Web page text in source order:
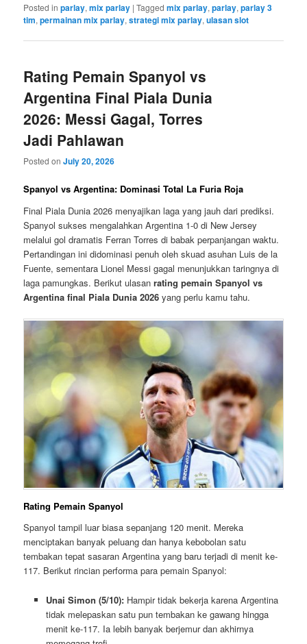
Posted in parlay,mix parlay |Tagged mix parlay,parlay,parlay 3
tim,permainan mix parlay,strategi mix parlay,ulasan slot
Rating Pemain Spanyol vs
Argentina Final Piala Dunia
2026: Messi Gagal, Torres
Jadi Pahlawan
Posted onJuly 20, 2026
Spanyol vs Argentina: Dominasi Total La Furia Roja
Final Piala Dunia 2026 menyajikan laga yang jauh dari prediksi.
Spanyol sukses mengalahkan Argentina 1-0 di New Jersey
melalui gol dramatis Ferran Torres di babak perpanjangan waktu.
Pertandingan ini didominasi penuh oleh skuad asuhan Luis de la
Fuente, sementara Lionel Messi gagal menunjukkan taringnya di
laga pamungkas. Berikut ulasanrating pemain Spanyol vs
Argentina final Piala Dunia 2026 yang perlu kamu tahu.
Rating Pemain Spanyol
Spanyol tampil luar biasa sepanjang 120 menit. Mereka
menciptakan banyak peluang dan hanya kebobolan satu
tembakan tepat sasaran Argentina yang baru terjadi di menit ke-
117. Berikut rincian performa para pemain Spanyol:
Unai Simon (5/10):Hampir tidak bekerja karena Argentina
tidak melepaskan satu pun tembakan ke gawang hingga
menit ke-117. Ia lebih banyak berjemur dan akhirnya